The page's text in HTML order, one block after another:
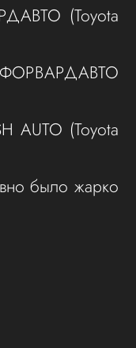
(Toyota
ФОРВАРДАВТО
AUTO (Toyota
было жарко